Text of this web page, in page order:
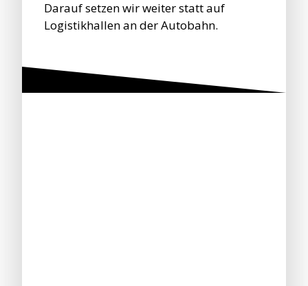
Darauf setzen wir weiter statt auf
Logistikhallen an der Autobahn.